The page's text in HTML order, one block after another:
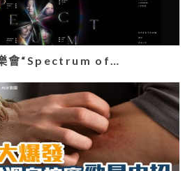
會“Spectrum of…